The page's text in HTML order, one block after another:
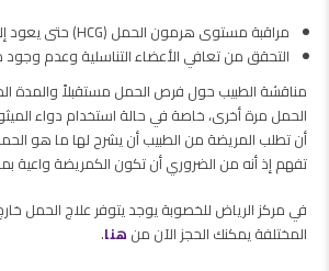
مراقبة مستوى هرمون الحمل (HCG) حتى يعود إلى الصفر.
التحقق من تعافي الأعضاء التناسلية وعدم
مناقشة الطبيب حول فرص الحمل مستقبلاً والمدة
الحمل مرة أخرى، خاصة في حالة استخدام دواء
أن تطلب المريضة من الطبيب أن يشرح لها ما هو
تفهم إذ أنه من الضروري أن تكون الكمريضة واعية
في مركز الرياض للخصوبة يوجد يتوفر علاج الحمل
المختلفة يمكنك الحجز الآن من هنا.